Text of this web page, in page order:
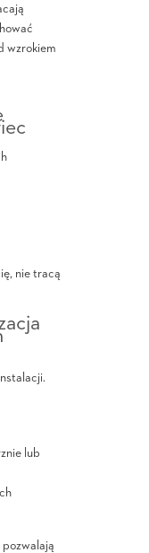
wzrokiem
nie tracą
lub
pozwalają